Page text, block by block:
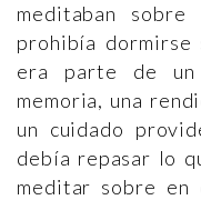
meditaban
prohibía dormirse
era parte de
memoria, una
un cuidado
debía repasar lo
meditar sobre en